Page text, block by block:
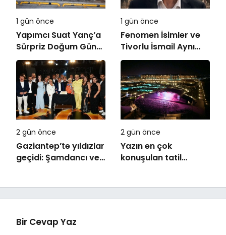
1 gün önce
Yapımcı Suat Yanç’a
Sürpriz Doğum Günü
Kutlaması!
1 gün önce
Fenomen İsimler ve
Tivorlu İsmail Aynı
Filmde Buluştu!
!Kozalak Devri! 7
Ağustos’ta Vizyonda
2 gün önce
Gaziantep’te yıldızlar
geçidi: Şamdancı ve
2 gün önce
Yazın en çok
konuşulan tatil
Bir Cevap Yaz